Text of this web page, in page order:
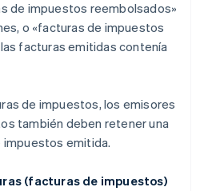
de impuestos reembolsados»
o «facturas de impuestos
facturas emitidas contenía
de impuestos, los emisores
también deben retener una
impuestos emitida.
(facturas de impuestos)